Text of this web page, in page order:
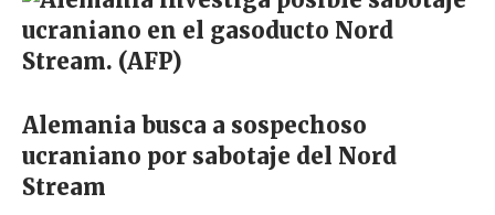
Alemania busca a sospechoso
ucraniano por sabotaje del Nord
Stream